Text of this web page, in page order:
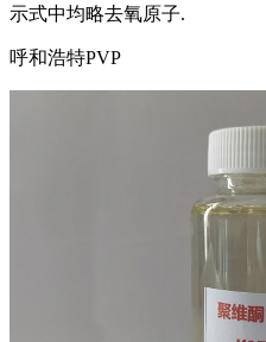
示式中均略去氧原子.
呼和浩特PVP